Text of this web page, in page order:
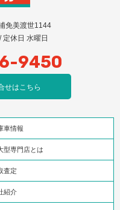
免美渡世1144
休日 水曜日
9450
せはこちら
車情報
型専門店とは
査定
紹介